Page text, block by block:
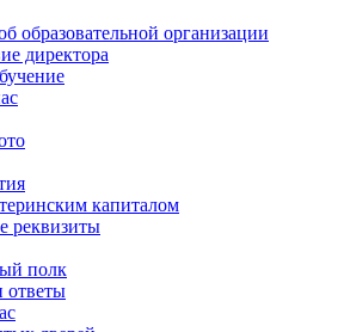
образовательной организации
директора
капиталом
реквизиты
полк
ответы